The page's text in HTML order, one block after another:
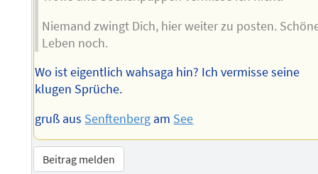
Niemand zwingt Dich, hier weiter zu posten.
Leben noch.
Wo ist eigentlich wahsaga hin? Ich vermisse seine
klugen Sprüche.
gruß aus Senftenberg am See
Beitrag melden